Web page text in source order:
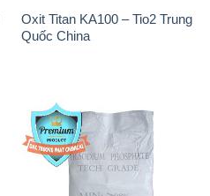
Oxit Titan KA100 – Tio2 Trung
Quốc China